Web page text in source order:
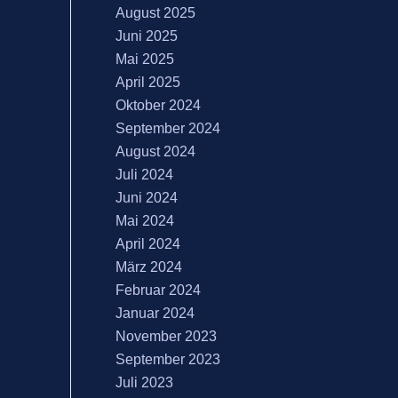
August 2025
Juni 2025
Mai 2025
April 2025
Oktober 2024
September 2024
August 2024
Juli 2024
Juni 2024
Mai 2024
April 2024
März 2024
Februar 2024
Januar 2024
November 2023
September 2023
Juli 2023